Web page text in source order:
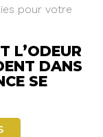
pour votre
L’ODEUR
DANS
SE